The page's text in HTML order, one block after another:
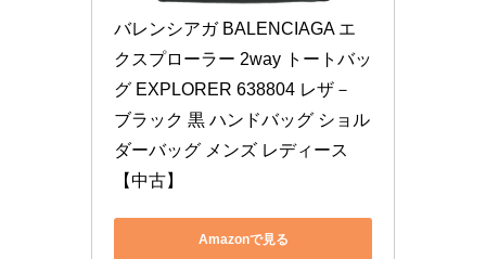
バレンシアガ BALENCIAGA エ
クスプローラー 2way トートバッ
グ EXPLORER 638804 レザ－
ブラック 黒 ハンドバッグ ショル
ダーバッグ メンズ レディース
【中古】
Amazonで見る